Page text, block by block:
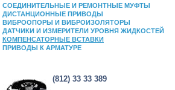
СОЕДИНИТЕЛЬНЫЕ И РЕМОНТНЫЕ МУФТЫ
ДИСТАНЦИОННЫЕ ПРИВОДЫ
ВИБРООПОРЫ И ВИБРОИЗОЛЯТОРЫ
ДАТЧИКИ И ИЗМЕРИТЕЛИ УРОВНЯ ЖИДКОСТЕЙ
КОМПЕНСАТОРНЫЕ ВСТАВКИ
ПРИВОДЫ К АРМАТУРЕ
(812) 33 33 389